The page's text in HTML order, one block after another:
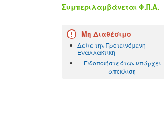
Συμπεριλαμβάνεται Φ.Π.Α.
Μη Διαθέσιμο
Δείτε την Προτεινόμενη
Εναλλακτική
Ειδοποιήστε όταν υπάρχει
απόκλιση